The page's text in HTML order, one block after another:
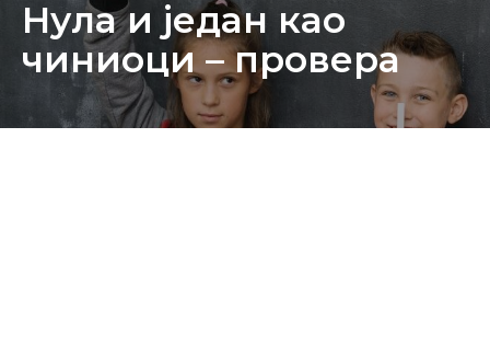
Нула и један као
чиниоци – провера